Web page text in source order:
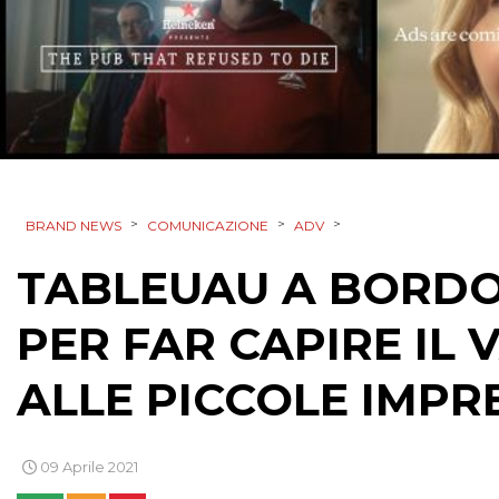
BRAND NEWS > COMUNICAZIONE > ADV >
TABLEUAU A
PER FAR CAPIRE IL
ALLE PICCOLE
09 Aprile 2021